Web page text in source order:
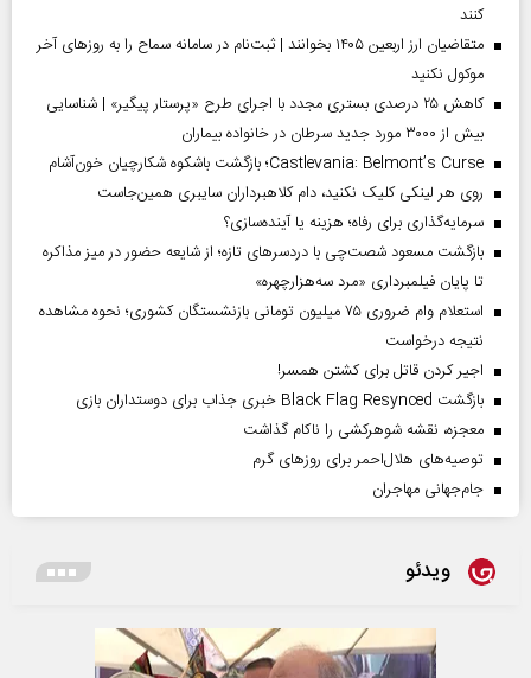
کنند
متقاضیان ارز اربعین ۱۴۰۵ بخوانند | ثبت‌نام در سامانه سماح را به روز‌های آخر
موکول نکنید
کاهش ۲۵ درصدی بستری مجدد با اجرای طرح «پرستار پیگیر» | شناسایی
بیش از ۳۰۰۰ مورد جدید سرطان در خانواده بیماران
Castlevania: Belmont’s Curse؛ بازگشت باشکوه شکارچیان خون‌آشام
روی هر لینکی کلیک نکنید، دام کلاهبرداران سایبری همین‌جاست
سرمایه‌گذاری برای رفاه؛ هزینه یا آینده‌سازی؟
بازگشت مسعود شصت‌چی با دردسر‌های تازه؛ از شایعه حضور در میز مذاکره
تا پایان فیلمبرداری «مرد سه‌هزارچهره»
استعلام وام ضروری ۷۵ میلیون تومانی بازنشستگان کشوری؛ نحوه مشاهده
نتیجه درخواست
اجیر کردن قاتل برای کشتن همسر!
بازگشت Black Flag Resynced خبری جذاب برای دوستداران بازی
معجزه، نقشه شوهرکشی را ناکام گذاشت
توصیه‌های هلال‌احمر برای روز‌های گرم
جام‌جهانی مهاجران
ویدئو